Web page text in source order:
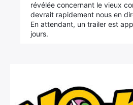
révélée concernant le vieux
devrait rapidement nous en
En attendant, un trailer est
jours.